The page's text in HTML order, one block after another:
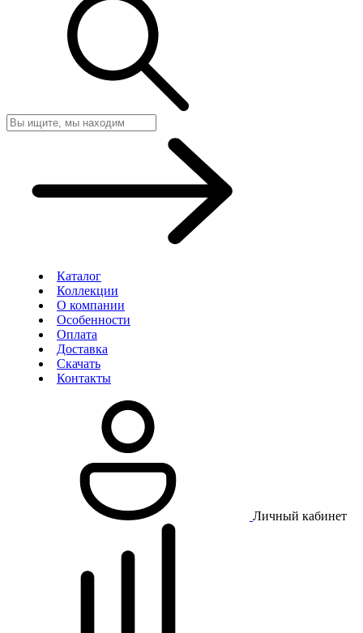
Каталог
Коллекции
О компании
Особенности
Оплата
Доставка
Скачать
Контакты
Личный кабинет